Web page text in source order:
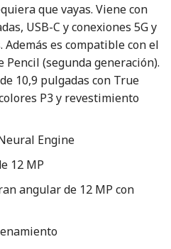
que vayas. Viene con
USB-C y conexiones 5G y
es compatible con el
Pencil (segunda generación).
10,9 pulgadas con True
P3 y revestimiento
Engine
12 MP
angular de 12 MP con